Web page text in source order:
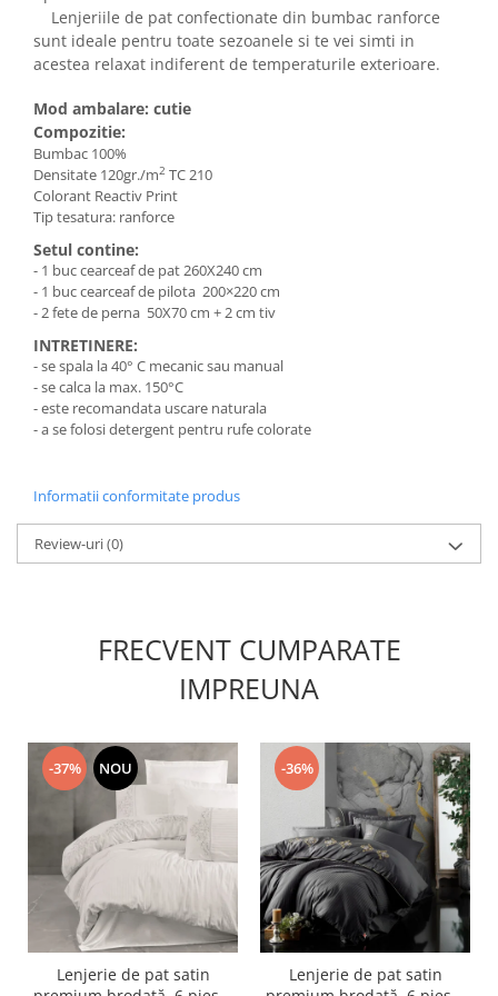
Lenjeriile de pat confectionate din bumbac ranforce
sunt ideale pentru toate sezoanele si te vei simti in
acestea relaxat indiferent de temperaturile exterioare.
Mod ambalare: cutie
Compozitie:
Bumbac 100%
Densitate 120gr./m2 TC 210
Colorant Reactiv Print
Tip tesatura: ranforce
Setul contine:
- 1 buc cearceaf de pat 260X240 cm
- 1 buc cearceaf de pilota 200×220 cm
- 2 fete de perna 50X70 cm + 2 cm tiv
INTRETINERE:
- se spala la 40° C mecanic sau manual
- se calca la max. 150°C
- este recomandata uscare naturala
- a se folosi detergent pentru rufe colorate
Informatii conformitate produs
Review-uri(0)
FRECVENT CUMPARATE
IMPREUNA
-37% NOU
Lenjerie de pat satin
-36%
Lenjerie de pat satin